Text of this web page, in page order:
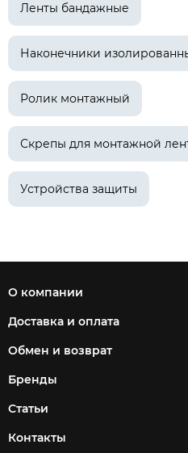
Ленты бандажные
Наконечники
Ролик монтажный
Скрепы для монтажной
Устройства защиты
О компании
Доставка и оплата
Обмен и возврат
Бренды
Статьи
Контакты